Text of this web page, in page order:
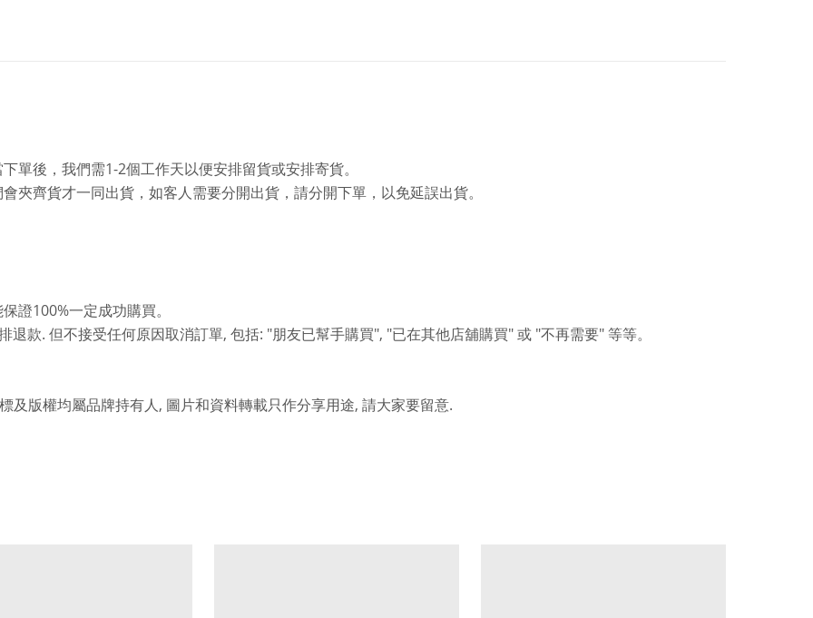
單後，我們需1-2個工作天以便安排留貨或安排寄貨。
夾齊貨才一同出貨，如客人需要分開出貨，請分開下單，以免延誤出貨。
保證100%一定成功購買。
退款. 但不接受任何原因取消訂單, 包括: "朋友已幫手購買", "已在其他店舖購買" 或 "不再需要" 等等。
及版權均屬品牌持有人 , 圖片和資料轉載只作分享用途, 請大家要留意.